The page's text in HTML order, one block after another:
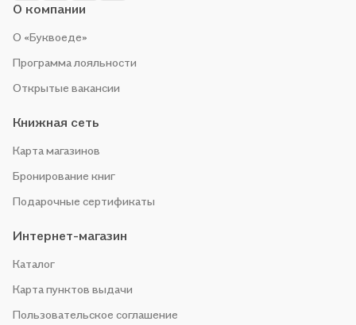
О компании
О «Буквоеде»
Программа лояльности
Открытые вакансии
Книжная сеть
Карта магазинов
Бронирование книг
Подарочные сертификаты
Интернет-магазин
Каталог
Карта пунктов выдачи
Пользовательское соглашение